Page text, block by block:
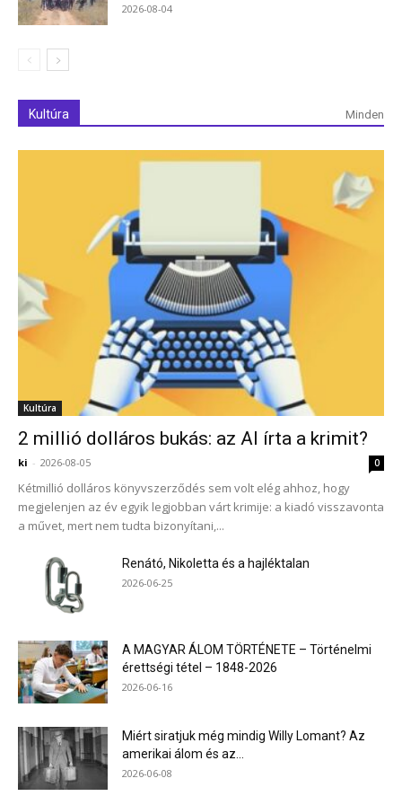
elektronikus karperecet visel. Marine Le Pen korábban
úgy nyilatkozott, hogy ebben az esetben nem kíván
indulni és átadja pártjának képviseletét a 30 éves
Jordan Bardellanak, aki jelenleg Franciaország
legnépszerűbb politikusa, akinek a szerelmi viszonya
lázba hozta a francia közvéleményt.
414,17BUX
2026. július 07. kedd
Pikó András polgármester, hogy Bodacz Balázs
lehet a köztelevízió hírterületért felelős vezetője.
Bodacz, a Célpont és a HírTv, majd utána a szinte
teljes akkori Fidesz propaganda megpróbálta
lejáratni, kicsinálni a Hallgatói Hálózat diákjait,
köztük olyan középiskolásokat, mint az ő lánya.
EUR 353,48 308,91 CHF 385,65 GBP 413,65
00,00 0,00 %
2026. július 04. szombat
Életének 83. évében családja körében hunyt el
Szilágyi Tibor Kossuth-díjas színművész és rendező.
EUR355,44
139.468,07 -0,30 %
2026. július 02. szerda
EUR356,78
00,00 0,00 %
2026. július 01. kedd
EUR 353,62USD310,63
2026-08-04
Kultúra Minden
Kultúra
2 millió dolláros bukás: az AI írta a krimit?
ki - 2026-08-05 0
Kétmillió dolláros könyvszerződés sem volt elég ahhoz, hogy
megjelenjen az év egyik legjobban várt krimije: a kiadó visszavonta
a művet, mert nem tudta bizonyítani,...
Renátó, Nikoletta és a hajléktalan
2026-06-25
A MAGYAR ÁLOM TÖRTÉNETE – Történelmi
érettségi tétel – 1848-2026
2026-06-16
Miért siratjuk még mindig Willy Lomant? Az
amerikai álom és az...
2026-06-08